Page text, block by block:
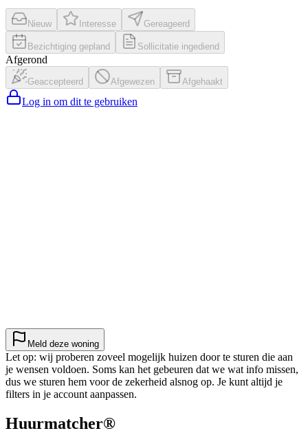
Nieuw Interesse Gereageerd
Bezichtiging gepland Sollicitatie ingediend
Afgerond
Geaccepteerd Afgewezen Afgehaakt
Log in om dit te gebruiken
Meld deze woning
Let op: wij proberen zoveel mogelijk huizen door te sturen die aan
je wensen voldoen. Soms kan het gebeuren dat we wat info missen,
dus we sturen hem voor de zekerheid alsnog op. Je kunt altijd je
filters in je account aanpassen.
Huurmatcher®